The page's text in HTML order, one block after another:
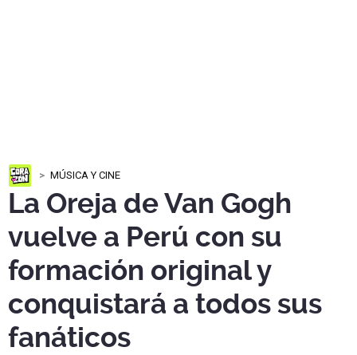
MÚSICA Y CINE
La Oreja de Van Gogh
vuelve a Perú con su
formación original y
conquistará a todos sus
fanáticos